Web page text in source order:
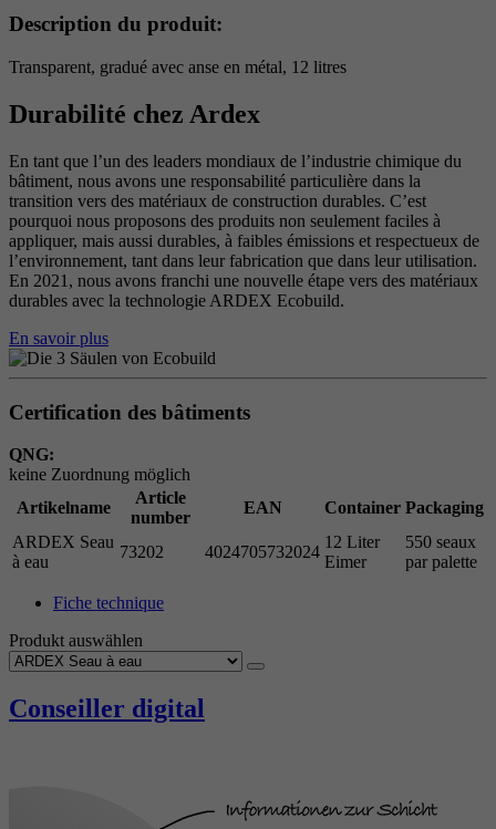
Description du produit:
Transparent, gradué avec anse en métal, 12 litres
Durabilité chez Ardex
En tant que l’un des leaders mondiaux de l’industrie chimique du
bâtiment, nous avons une responsabilité particulière dans la
transition vers des matériaux de construction durables. C’est
pourquoi nous proposons des produits non seulement faciles à
appliquer, mais aussi durables, à faibles émissions et respectueux de
l’environnement, tant dans leur fabrication que dans leur utilisation.
En 2021, nous avons franchi une nouvelle étape vers des matériaux
durables avec la technologie ARDEX Ecobuild.
En savoir plus
Certification des bâtiments
QNG:
keine Zuordnung möglich
Artikelname
Article
number
EAN Container Packaging
ARDEX Seau
à eau
73202 4024705732024
12 Liter
Eimer
550 seaux
par palette
Fiche technique
Produkt auswählen
Conseiller digital
reCAPTCHA setzt ein notwendiges Cookie
Risikoanalyse ausgeführt wird.